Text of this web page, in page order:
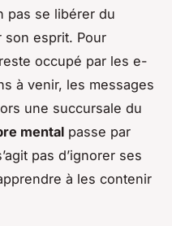
pas se libérer du
son esprit. Pour
occupé par les e-
à venir, les messages
une succursale du
mental passe par
pas d’ignorer ses
à les contenir